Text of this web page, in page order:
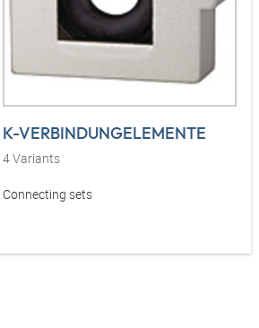
K-VERBINDUNGELEMENTE
4Variants
Connecting sets